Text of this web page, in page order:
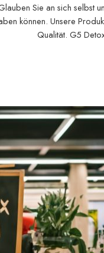
Sie an sich selbst
können. Unsere
Qualität. G5